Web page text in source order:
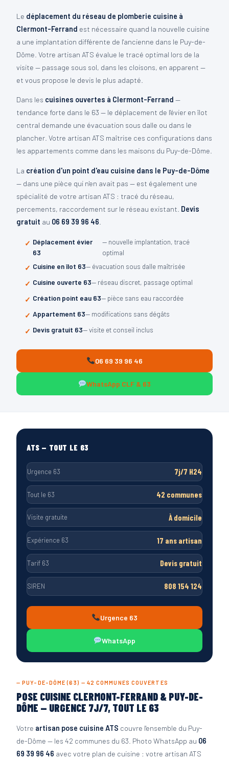
Le déplacement du réseau de plomberie cuisine à
Clermont-Ferrand est nécessaire quand la nouvelle cuisine
a une implantation différente de l'ancienne dans le Puy-de-
Dôme. Votre artisan ATS évalue le tracé optimal lors de la
visite — passage sous sol, dans les cloisons, en apparent —
et vous propose le devis le plus adapté.
Dans les cuisines ouvertes à Clermont-Ferrand —
tendance forte dans le 63 — le déplacement de l'évier en îlot
central demande une évacuation sous dalle ou dans le
plancher. Votre artisan ATS maîtrise ces configurations dans
les appartements comme dans les maisons du Puy-de-Dôme.
La création d'un point d'eau cuisine dans le Puy-de-Dôme
— dans une pièce qui n'en avait pas — est également une
spécialité de votre artisan ATS : tracé du réseau,
percements, raccordement sur le réseau existant. Devis
gratuit au 06 69 39 96 46
Déplacement évier
63
— nouvelle implantation, tracé
optimal
Cuisine en îlot 63— évacuation sous dalle maîtrisée
Cuisine ouverte 63— réseau discret, passage optimal
Création point eau 63— pièce sans eau raccordée
Appartement 63— modifications sans dégâts
Devis gratuit 63— visite et conseil inclus
06 69 39 96 46
WhatsApp CLF & 63
— PUY-DE-DÔME (63) — 42 COMMUNES COUVERTES
POSE CUISINE CLERMONT-FERRAND & PUY-DE-
DÔME — URGENCE 7J/7, TOUT LE 63
Votre artisan pose cuisine ATS couvre l'ensemble du Puy-
de-Dôme — les 42 communes du 63. Photo WhatsApp au 06
69 39 96 46 avec votre plan de cuisine : votre artisan ATS
ATS — TOUT LE 63
Urgence 63 7j/7 H24
Tout le 63 42 communes
Visite gratuite À domicile
Expérience 63 17 ans artisan
Tarif 63 Devis gratuit
SIREN 808 154 124
Urgence 63
WhatsApp